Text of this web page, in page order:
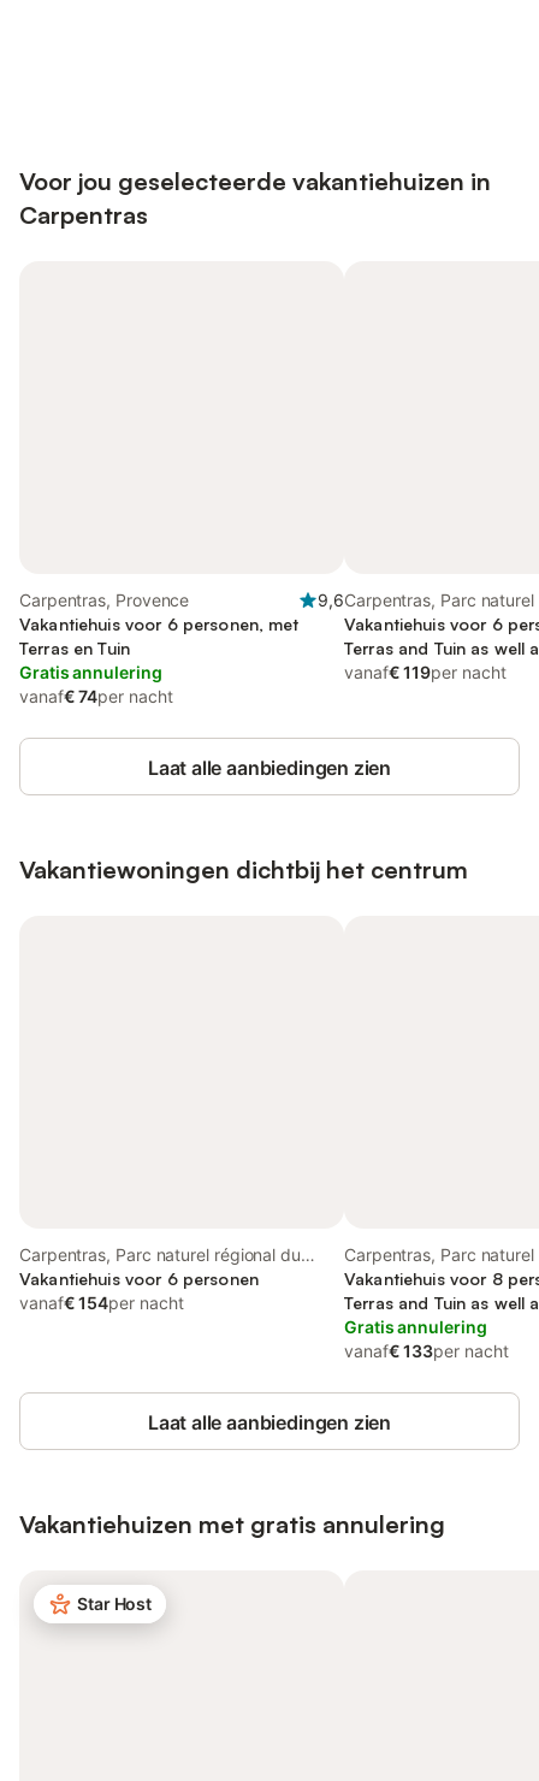
Voor jou geselecteerde vakantiehuizen in
Carpentras
Carpentras, Provence
9,6
Vakantiehuis voor 6 personen, met
Terras en Tuin
Gratis annulering
vanaf€ 74per nacht
Carpentras, Parc naturel
du Mont-Ventoux
Vakantiehuis voor 6
Terras and Tuin as well
vanaf€ 119per nacht
Laat alle aanbiedingen zien
Vakantiewoningen dichtbij het centrum
Carpentras, Parc naturel régional du
Mont-Ventoux
Vakantiehuis voor 6 personen
vanaf€ 154per nacht
Carpentras, Parc
Mont-Ventoux
Vakantiehuis voor 8
Terras and Tuin as well
Gratis annulering
vanaf€ 133per nacht
Laat alle aanbiedingen zien
Vakantiehuizen met gratis annulering
Star Host